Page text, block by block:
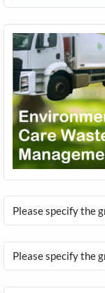
Please specify the
Please specify the